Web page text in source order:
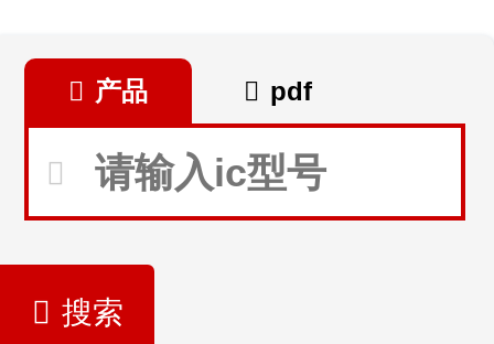
产品 pdf
搜索